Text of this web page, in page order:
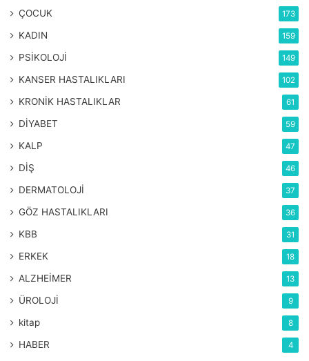
ÇOCUK 173
KADIN 159
PSİKOLOJİ 149
KANSER HASTALIKLARI 102
KRONİK HASTALIKLAR 61
DİYABET 59
KALP 47
DİŞ 46
DERMATOLOJİ 37
GÖZ HASTALIKLARI 36
KBB 31
ERKEK 18
ALZHEİMER 13
ÜROLOJİ 9
kitap 8
HABER 4